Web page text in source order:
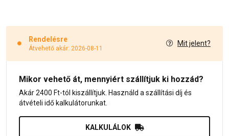
Rendelésre
Átvehető akár: 2026-08-11
Mit jelent?
Mikor vehető át, mennyiért szállítjuk ki hozzád?
Akár 2400 Ft-tól kiszállítjuk. Használd a szállítási díj és
átvételi idő kalkulátorunkat.
KALKULÁLOK